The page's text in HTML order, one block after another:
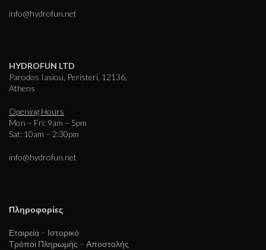
info@hydrofun.net
HYDROFUN LTD
Parodos Iasiou, Peristeri, 12136,
Athens
Opening Hours
Mon – Fri: 9am – 5pm
Sat: 10am – 2:30pm
info@hydrofun.net
Πληροφορίες
Εταιρεία – Ιστορικό
Τρόποι Πληρωμής – Αποστολής